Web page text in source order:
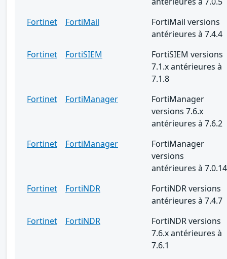
Fortinet
FortiMail
FortiMail versions
antérieures à 7.4.4
Fortinet
FortiSIEM
FortiSIEM versions
7.1.x antérieures à
7.1.8
Fortinet
FortiManager
FortiManager
versions 7.6.x
antérieures à 7.6.2
Fortinet
FortiManager
FortiManager
versions
antérieures à 7.0.14
Fortinet
FortiNDR
FortiNDR versions
antérieures à 7.4.7
Fortinet
FortiNDR
FortiNDR versions
7.6.x antérieures à
7.6.1